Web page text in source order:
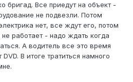
бригад. Все приедут на объект -
не подвезли. Потом
нет, все ждут его, потом
работает - надо ждать когда
А водитель все это время
В итоге тратиться намного